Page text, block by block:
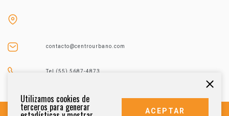
contacto@centrourbano.com
Tel (55) 5687-4873
Utilizamos cookies de
terceros para generar ACEPTAR